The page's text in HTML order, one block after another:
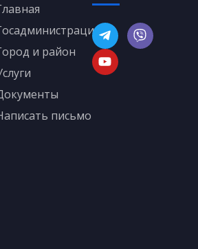
и район
письмо